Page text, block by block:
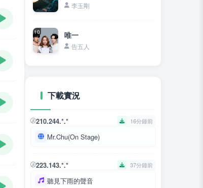
李玉剛
10 唯一
告五人
下載實況
210.244.*.* 16分鐘前
Mr.Chu(On Stage)
223.143.*.* 37分鐘前
聽見下雨的聲音